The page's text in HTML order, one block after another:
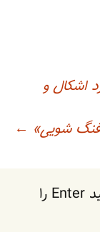
اشکال و
شویی» ←
نام پروژه را در کادر زیر وارد کنید و کلید Enter را